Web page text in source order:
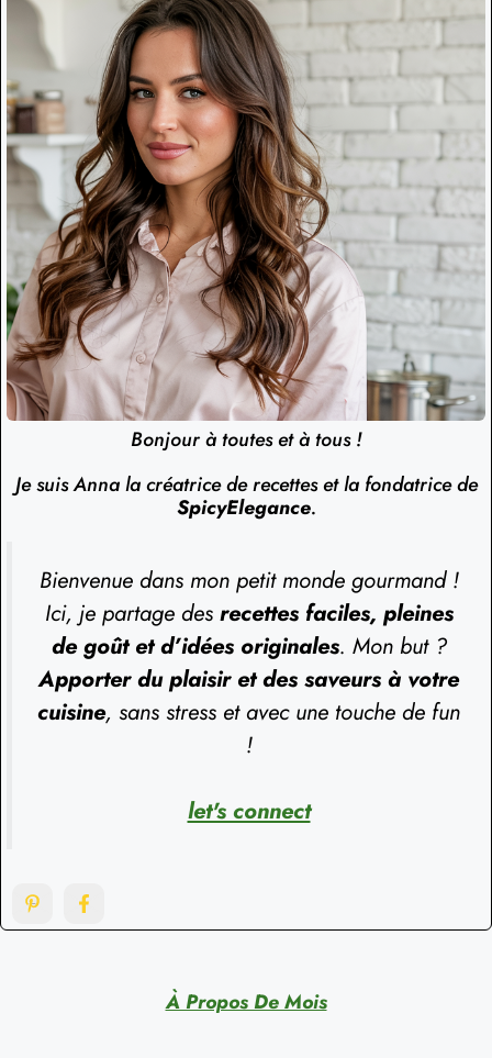
Bonjour à toutes et à tous !
Je suis Anna la créatrice de recettes et la fondatrice de
SpicyElegance.
Bienvenue dans mon petit monde gourmand !
Ici, je partage des recettes faciles, pleines
de goût et d’idées originales. Mon but ?
Apporter du plaisir et des saveurs à votre
cuisine, sans stress et avec une touche de fun
!
let's connect
À Propos De Mois